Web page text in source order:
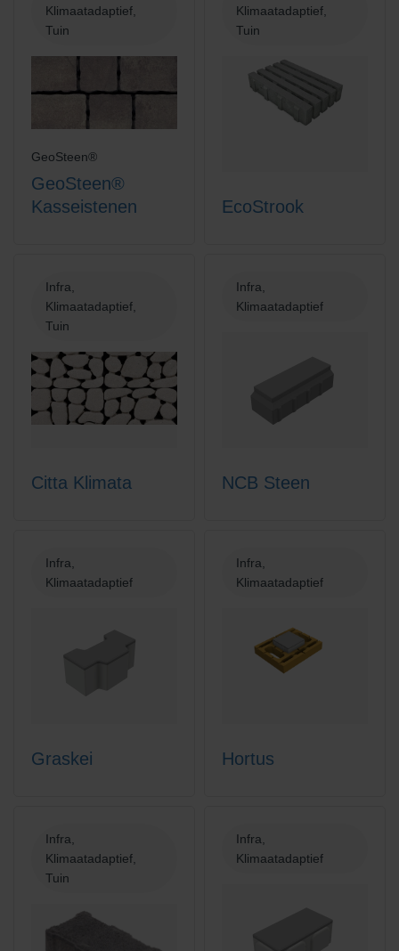
Klimaatadaptief,
Tuin
GeoSteen®
GeoSteen®
Kasseistenen
Klimaatadaptief,
Tuin
EcoStrook
Infra,
Klimaatadaptief,
Tuin
Citta Klimata
Infra,
Klimaatadaptief
NCB Steen
Infra,
Klimaatadaptief
Graskei
Infra,
Klimaatadaptief
Hortus
Infra,
Klimaatadaptief,
Tuin
Infra,
Klimaatadaptief